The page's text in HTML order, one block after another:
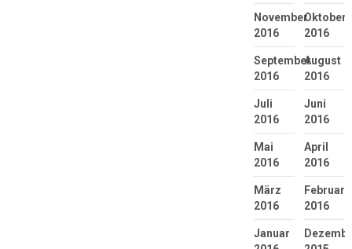
November
2016
Oktober
2016
September
2016
August
2016
Juli
2016
Juni
2016
Mai
2016
April
2016
März
2016
Februar
2016
Januar